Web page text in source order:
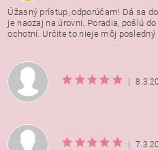
Úžasný prístup, odporúčam! Dá sa
je naozaj na úrovni. Poradia, pošlú
ochotní. Určite to nieje môj posledný
|
|